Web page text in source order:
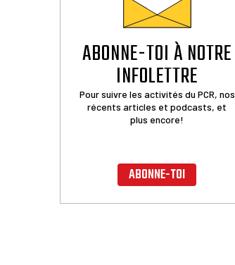
ABONNE-TOI À NOTRE
INFOLETTRE
Pour suivre les activités du PCR, nos
récents articles et podcasts, et
plus encore!
ABONNE-TOI